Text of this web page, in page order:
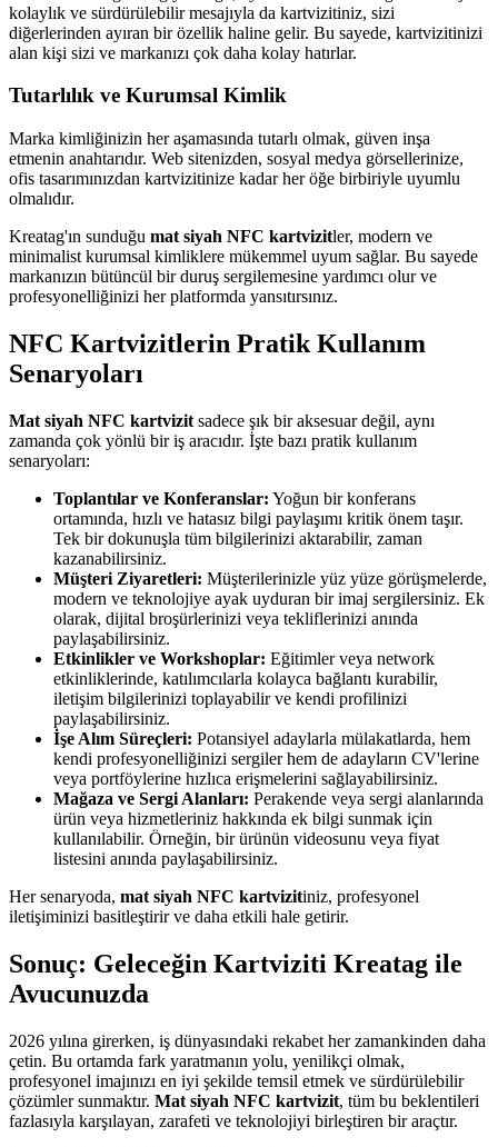
kolaylık ve sürdürülebilir mesajıyla da kartvizitiniz, sizi
diğerlerinden ayıran bir özellik haline gelir. Bu sayede, kartvizitinizi
alan kişi sizi ve markanızı çok daha kolay hatırlar.
Tutarlılık ve Kurumsal Kimlik
Marka kimliğinizin her aşamasında tutarlı olmak, güven inşa
etmenin anahtarıdır. Web sitenizden, sosyal medya görsellerinize,
ofis tasarımınızdan kartvizitinize kadar her öğe birbiriyle uyumlu
olmalıdır.
Kreatag'ın sunduğu mat siyah NFC kartvizitler, modern ve
minimalist kurumsal kimliklere mükemmel uyum sağlar. Bu sayede
markanızın bütüncül bir duruş sergilemesine yardımcı olur ve
profesyonelliğinizi her platformda yansıtırsınız.
NFC Kartvizitlerin Pratik Kullanım
Senaryoları
Mat siyah NFC kartvizit sadece şık bir aksesuar değil, aynı
zamanda çok yönlü bir iş aracıdır. İşte bazı pratik kullanım
senaryoları:
Toplantılar ve Konferanslar: Yoğun bir konferans
ortamında, hızlı ve hatasız bilgi paylaşımı kritik önem taşır.
Tek bir dokunuşla tüm bilgilerinizi aktarabilir, zaman
kazanabilirsiniz.
Müşteri Ziyaretleri: Müşterilerinizle yüz yüze görüşmelerde,
modern ve teknolojiye ayak uyduran bir imaj sergilersiniz. Ek
olarak, dijital broşürlerinizi veya tekliflerinizi anında
paylaşabilirsiniz.
Etkinlikler ve Workshoplar: Eğitimler veya network
etkinliklerinde, katılımcılarla kolayca bağlantı kurabilir,
iletişim bilgilerinizi toplayabilir ve kendi profilinizi
paylaşabilirsiniz.
İşe Alım Süreçleri: Potansiyel adaylarla mülakatlarda, hem
kendi profesyonelliğinizi sergiler hem de adayların CV'lerine
veya portföylerine hızlıca erişmelerini sağlayabilirsiniz.
Mağaza ve Sergi Alanları: Perakende veya sergi alanlarında
ürün veya hizmetleriniz hakkında ek bilgi sunmak için
kullanılabilir. Örneğin, bir ürünün videosunu veya fiyat
listesini anında paylaşabilirsiniz.
Her senaryoda, mat siyah NFC kartvizitiniz, profesyonel
iletişiminizi basitleştirir ve daha etkili hale getirir.
Sonuç: Geleceğin Kartviziti Kreatag ile
Avucunuzda
2026 yılına girerken, iş dünyasındaki rekabet her zamankinden daha
çetin. Bu ortamda fark yaratmanın yolu, yenilikçi olmak,
profesyonel imajınızı en iyi şekilde temsil etmek ve sürdürülebilir
çözümler sunmaktır. Mat siyah NFC kartvizit, tüm bu beklentileri
fazlasıyla karşılayan, zarafeti ve teknolojiyi birleştiren bir araçtır.